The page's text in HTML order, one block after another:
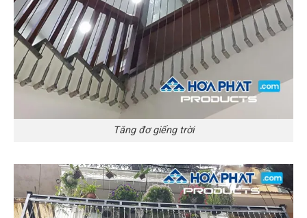
Tăng đơ giếng trời